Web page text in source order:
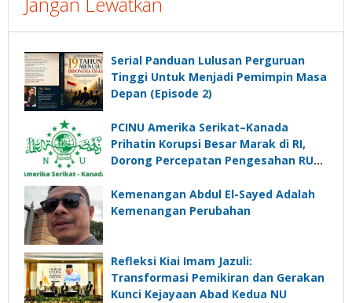
Serial Panduan Lulusan Perguruan
Tinggi Untuk Menjadi Pemimpin Masa
Depan (Episode 2)
PCINU Amerika Serikat–Kanada
Prihatin Korupsi Besar Marak di RI,
Dorong Percepatan Pengesahan RUU
Kemenangan Abdul El-Sayed Adalah
Kemenangan Perubahan
Refleksi Kiai Imam Jazuli:
Transformasi Pemikiran dan Gerakan
Kunci Kejayaan Abad Kedua NU